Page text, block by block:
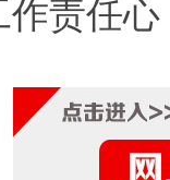
作责任